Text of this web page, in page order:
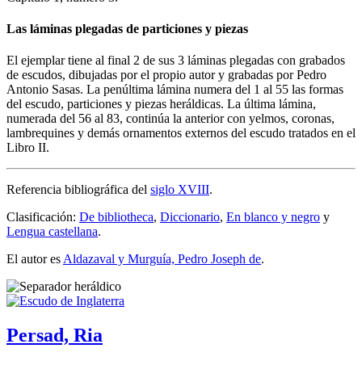
Las láminas plegadas de particiones y piezas
El ejemplar tiene al final 2 de sus 3 láminas plegadas con grabados
de escudos, dibujadas por el propio autor y grabadas por Pedro
Antonio Sasas. La penúltima lámina numera del 1 al 55 las formas
del escudo, particiones y piezas heráldicas. La última lámina,
numerada del 56 al 83, continúa la anterior con yelmos, coronas,
lambrequines y demás ornamentos externos del escudo tratados en el
Libro II.
Referencia bibliográfica del siglo XVIII.
Clasificación: De bibliotheca, Diccionario, En blanco y negro y
Lengua castellana.
El autor esAldazaval y Murguía, Pedro Joseph de.
Persad, Ria